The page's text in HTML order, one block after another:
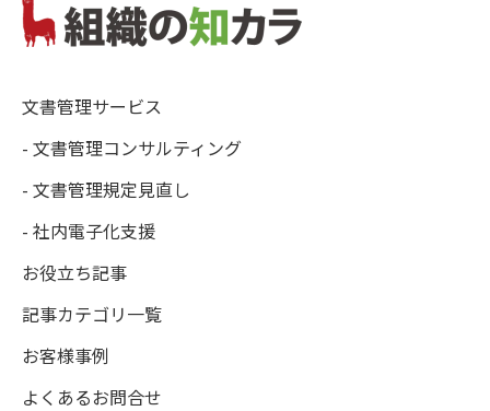
文書管理サービス
- 文書管理コンサルティング
- 文書管理規定見直し
- 社内電子化支援
お役立ち記事
記事カテゴリ一覧
お客様事例
よくあるお問合せ